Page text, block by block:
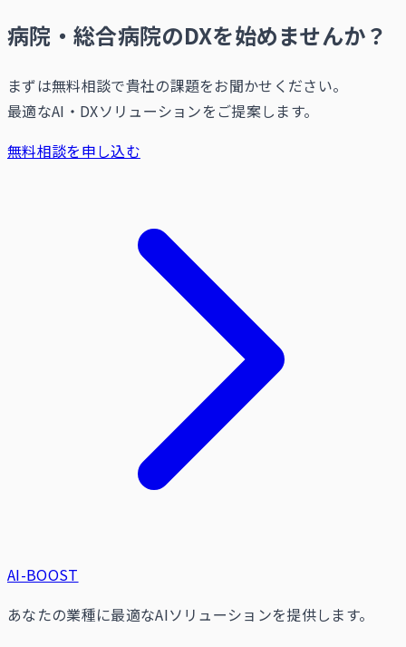
病院・総合病院のDXを始めませんか？
まずは無料相談で貴社の課題をお聞かせください。
最適なAI・DXソリューションをご提案します。
無料相談を申し込む
AI-BOOST
あなたの業種に最適なAIソリューションを提供します。